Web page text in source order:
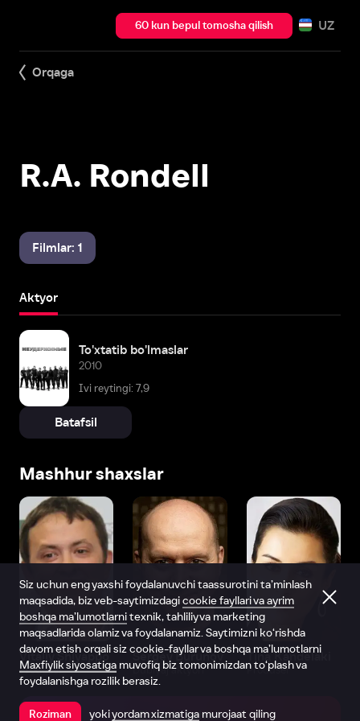
60 kun bepul tomosha qilish UZ
Orqaga
R.A. Rondell
Filmlar: 1
Aktyor
To'xtatib bo'lmaslar
2010
Ivi reytingi: 7,9
Batafsil
Mashhur shaxslar
Vitaliy Shlyappo
Produser
Sergey Burunov
Dublyaj aktyori
Tina Kandelaki
Produser
Ilovada ochish
Siz uchun eng yaxshi foydalanuvchi taassurotini ta’minlash
maqsadida, biz veb-saytimizdagicookie fayllari va ayrim
boshqa ma’lumotlarnitexnik, tahliliy va marketing
maqsadlarida olamiz va foydalanamiz. Saytimizni ko‘rishda
davom etish orqali siz cookie-fayllar va boshqa ma’lumotlarni
Maxfiylik siyosatiga muvofiq biz tomonimizdan to‘plash va
foydalanishga rozilik berasiz.
Roziman yokiyordam xizmatiga murojaat qiling